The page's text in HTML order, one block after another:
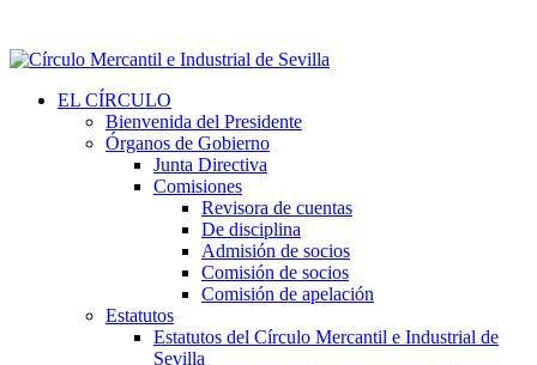
EL CÍRCULO
Bienvenida del Presidente
Órganos de Gobierno
Junta Directiva
Comisiones
Revisora de cuentas
De disciplina
Admisión de socios
Comisión de socios
Comisión de apelación
Estatutos
Estatutos del Círculo Mercantil e Industrial de
Sevilla